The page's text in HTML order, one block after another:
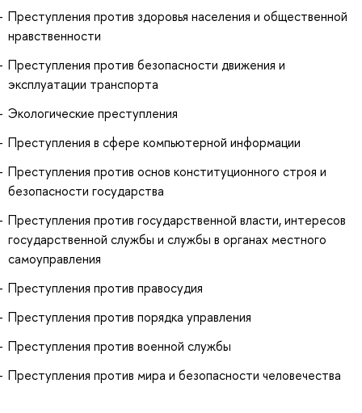
Преступления против здоровья населения и общественной
нравственности
Преступления против безопасности движения и
эксплуатации транспорта
Экологические преступления
Преступления в сфере компьютерной информации
Преступления против основ конституционного строя и
безопасности государства
Преступления против государственной власти, интересов
государственной службы и службы в органах местного
самоуправления
Преступления против правосудия
Преступления против порядка управления
Преступления против военной службы
Преступления против мира и безопасности человечества